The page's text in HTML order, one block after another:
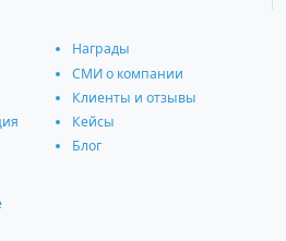
Награды
СМИ о компании
Клиенты и отзывы
Кейсы
Блог